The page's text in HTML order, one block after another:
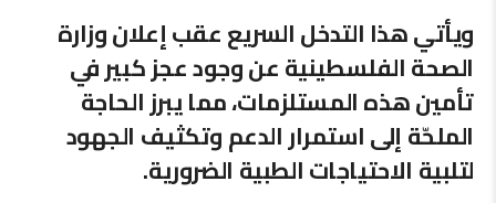
ويأتي هذا التدخل السريع عقب إعلان وزارة
الصحة الفلسطينية عن وجود عجز كبير في
تأمين هذه المستلزمات، مما يبرز الحاجة
الملحّة إلى استمرار الدعم وتكثيف الجهود
لتلبية الاحتياجات الطبية الضرورية.